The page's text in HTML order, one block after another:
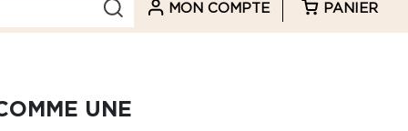
MON COMPTE PANIER
UNE